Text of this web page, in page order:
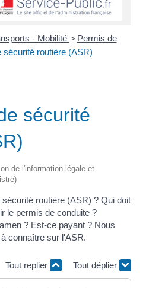
- Mobilité > Permis de
sécurité routière (ASR)
sécurité
de l'information légale et
routière (ASR) ? Qui doit
le permis de conduite ?
? Est-ce payant ? Nous
connaître sur l'ASR.
Tout replier Tout déplier